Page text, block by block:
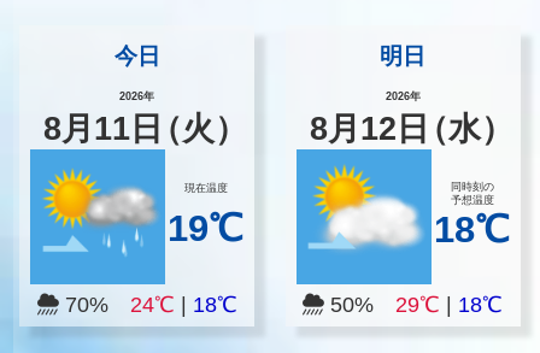
今日
2026年
8月 11日（火）
現在温度
19℃
70% 24℃ 18℃
明日
2026年
8月 12 日（水）
同時刻の
予想温度
18℃
50% 29℃ 18℃